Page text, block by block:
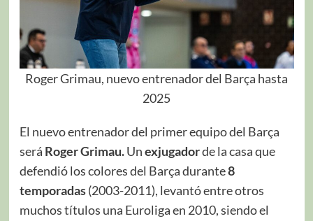
Roger Grimau, nuevo entrenador del Barça hasta
2025
El nuevo entrenador del primer equipo del Barça
será Roger Grimau.Unexjugadorde la casa que
defendió los colores del Barça durante8
temporadas(2003-2011), levantó entre otros
muchos títulos una Euroliga en 2010, siendo el